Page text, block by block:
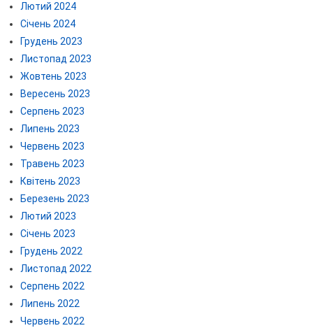
Лютий 2024
Січень 2024
Грудень 2023
Листопад 2023
Жовтень 2023
Вересень 2023
Серпень 2023
Липень 2023
Червень 2023
Травень 2023
Квітень 2023
Березень 2023
Лютий 2023
Січень 2023
Грудень 2022
Листопад 2022
Серпень 2022
Липень 2022
Червень 2022